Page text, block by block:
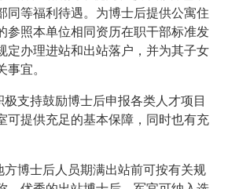
同等福利待遇。为博士后提供公寓住
参照本单位相同资历在职干部标准发
定办理进站和出站落户，并为其子女
事宜。
极支持鼓励博士后申报各类人才项目
可提供充足的基本保障，同时也有充
方博士后人员期满出站前可按有关规